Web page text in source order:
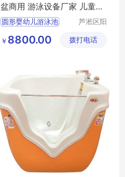
盆商用 游泳设备厂家 儿童浴
缸
圆形婴幼儿游泳池
广州游泳池设备厂家
芦淞区阳
童游泳馆
￥ 8800.00 拨打电话